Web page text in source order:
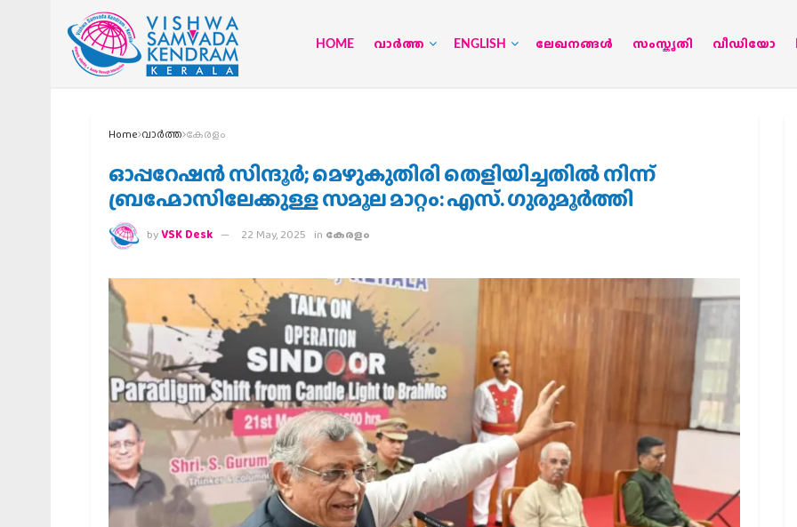
HOME വാര്‍ത്ത ENGLISH ലേഖനങ്ങള്‍ സംസ്കൃതി വീഡിയോ
Home വാര്‍ത്ത കേരളം
ഓപ്പറേഷൻ സിന്ദൂർ; മെഴുകുതിരി തെളിയിച്ചതിൽ നിന്ന്
ബ്രഹ്മോസിലേക്കുള്ള സമൂല മാറ്റം: എസ്. ഗുരുമൂർത്തി
byVSK Desk 22 May, 2025 in കേരളം